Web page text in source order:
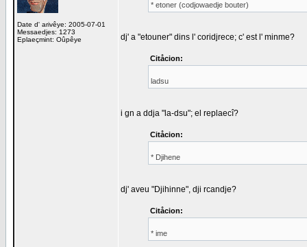
Date d' arivêye: 2005-07-01
Messaedjes: 1273
Eplaeçmint: Oûpêye
* etoner (codjowaedje bouter)
dj' a "etouner" dins l' coridjrece; c' est l' minme?
Citåcion:
ladsu
i gn a ddja "la-dsu"; el replaecî?
Citåcion:
* Djihene
dj' aveu "Djihinne", dji rcandje?
Citåcion:
* ime